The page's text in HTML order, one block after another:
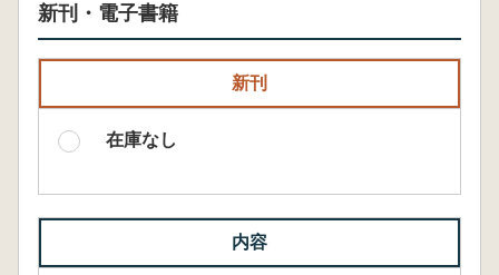
新刊・電子書籍
新刊
在庫なし
内容